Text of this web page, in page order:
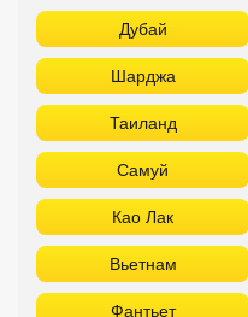
Дубай
Шарджа
Таиланд
Самуй
Као Лак
Вьетнам
Фантьет